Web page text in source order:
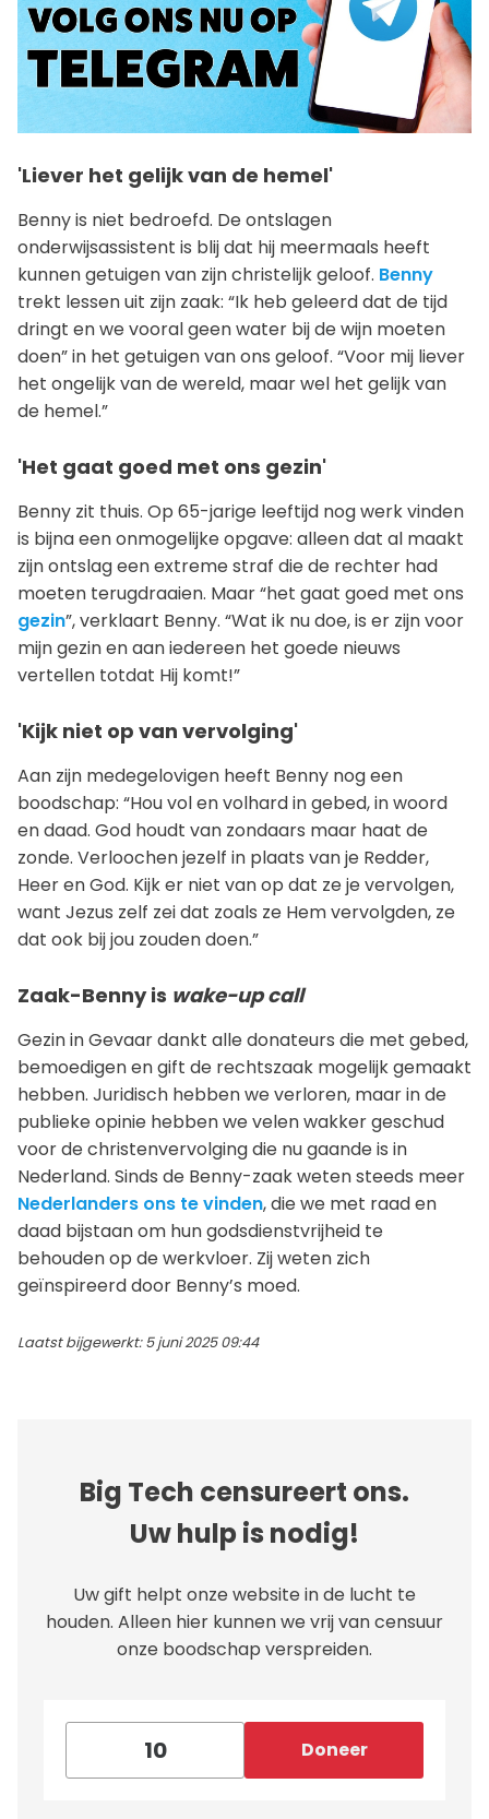
'Liever het gelijk van de hemel'
Benny is niet bedroefd. De ontslagen
onderwijsassistent is blij dat hij meermaals heeft
kunnen getuigen van zijn christelijk geloof. Benny
trekt lessen uit zijn zaak: “Ik heb geleerd dat de tijd
dringt en we vooral geen water bij de wijn moeten
doen” in het getuigen van ons geloof. “Voor mij liever
het ongelijk van de wereld, maar wel het gelijk van
de hemel.”
'Het gaat goed met ons gezin'
Benny zit thuis. Op 65-jarige leeftijd nog werk vinden
is bijna een onmogelijke opgave: alleen dat al maakt
zijn ontslag een extreme straf die de rechter had
moeten terugdraaien. Maar “het gaat goed met ons
gezin”, verklaart Benny. “Wat ik nu doe, is er zijn voor
mijn gezin en aan iedereen het goede nieuws
vertellen totdat Hij komt!”
'Kijk niet op van vervolging'
Aan zijn medegelovigen heeft Benny nog een
boodschap: “Hou vol en volhard in gebed, in woord
en daad. God houdt van zondaars maar haat de
zonde. Verloochen jezelf in plaats van je Redder,
Heer en God. Kijk er niet van op dat ze je vervolgen,
want Jezus zelf zei dat zoals ze Hem vervolgden, ze
dat ook bij jou zouden doen.”
Zaak-Benny is wake-up call
Gezin in Gevaar dankt alle donateurs die met gebed,
bemoedigen en gift de rechtszaak mogelijk gemaakt
hebben. Juridisch hebben we verloren, maar in de
publieke opinie hebben we velen wakker geschud
voor de christenvervolging die nu gaande is in
Nederland. Sinds de Benny-zaak weten steeds meer
Nederlanders ons te vinden, die we met raad en
daad bijstaan om hun godsdienstvrijheid te
behouden op de werkvloer. Zij weten zich
geïnspireerd door Benny’s moed.
Laatst bijgewerkt: 5 juni 2025 09:44
Big Tech censureert ons.
Uw hulp is nodig!
Uw gift helpt onze website in de lucht te
houden. Alleen hier kunnen we vrij van censuur
onze boodschap verspreiden.
Doneer